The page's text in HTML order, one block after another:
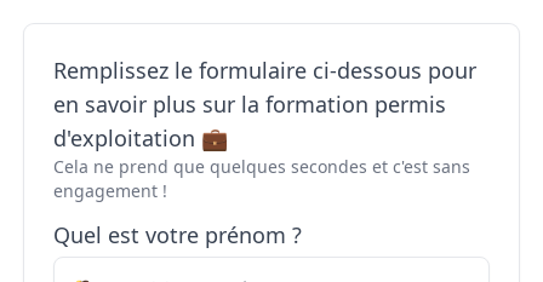
Remplissez le formulaire ci-dessous pour
en savoir plus sur la formation permis
d'exploitation 💼
Cela ne prend que quelques secondes et c'est sans
engagement !
Quel est votre prénom ?